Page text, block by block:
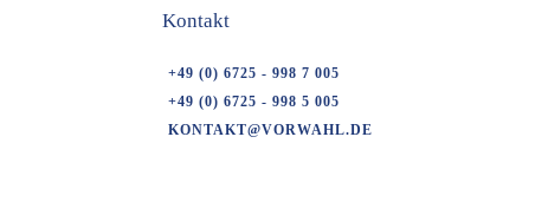
Kontakt
+49 (0) 6725 - 998 7 005
+49 (0) 6725 - 998 5 005
KONTAKT@VORWAHL.DE